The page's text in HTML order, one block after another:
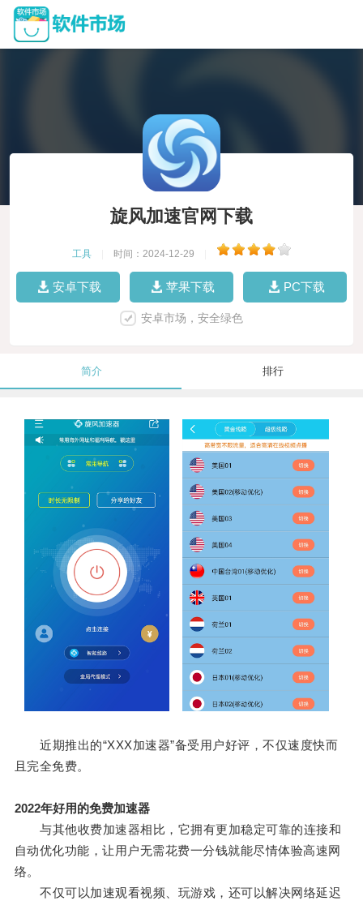
旋风加速官网下载
工具 时间：2024-12-29
安卓下载 苹果下载 PC下载
安卓市场，安全绿色
简介 排行
近期推出的“XXX加速器”备受用户好评，不仅速度快而
且完全免费。
2022年好用的免费加速器
与其他收费加速器相比，它拥有更加稳定可靠的连接和
自动优化功能，让用户无需花费一分钱就能尽情体验高速网
络。
不仅可以加速观看视频、玩游戏，还可以解决网络延迟